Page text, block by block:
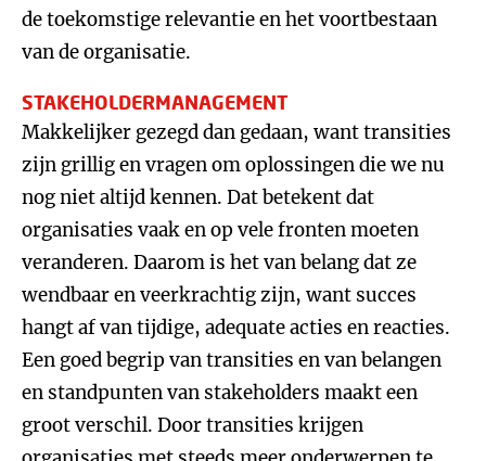
de toekomstige relevantie en het voortbestaan
van de organisatie.
STAKEHOLDERMANAGEMENT
Makkelijker gezegd dan gedaan, want transities
zijn grillig en vragen om oplossingen die we nu
nog niet altijd kennen. Dat betekent dat
organisaties vaak en op vele fronten moeten
veranderen. Daarom is het van belang dat ze
wendbaar en veerkrachtig zijn, want succes
hangt af van tijdige, adequate acties en reacties.
Een goed begrip van transities en van belangen
en standpunten van stakeholders maakt een
groot verschil. Door transities krijgen